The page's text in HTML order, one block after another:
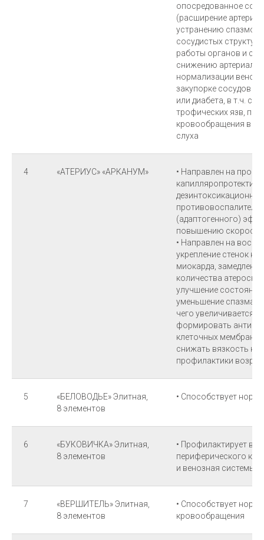
опосредованное
(расширение артерий
устранению спазмов
сосудистых
работы органов и
снижению
нормализации
закупорке сосудов
или диабета, в т.ч.
трофических язв,
кровообращения в
слуха
4 «АТЕРИУС» «АРКАНУМ»
• Направлен на
(адаптогенного)
повышению скорости
• Направлен на
укрепление стенок
миокарда,
количества
улучшение
уменьшение спазма
чего увеличивается
формировать
клеточных мембран,
снижать вязкость
профилактики
5
«БЕЛОВОДЬЕ» Элитная,
8 элементов
• Способствует
6
«БУКОВИЧКА» Элитная,
8 элементов
• Профилактирует
периферического
и венозная системы)
7
«ВЕРШИТЕЛЬ» Элитная,
8 элементов
• Способствует
кровообращения